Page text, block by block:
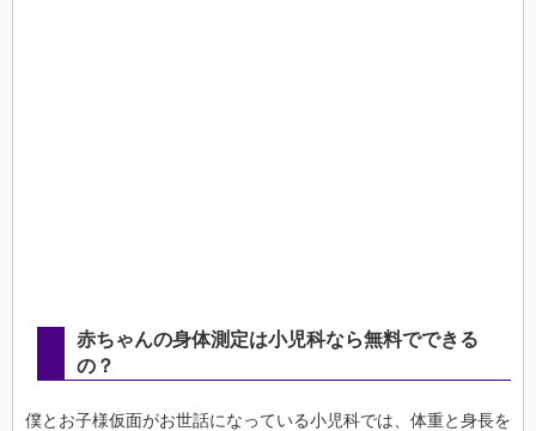
赤ちゃんの身体測定は小児科なら無料でできる
の？
僕とお子様仮面がお世話になっている小児科では、体重と身長を